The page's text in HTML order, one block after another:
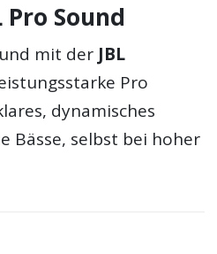
Sound
mit der JBL
Pro
dynamisches
Bässe, selbst bei hoher